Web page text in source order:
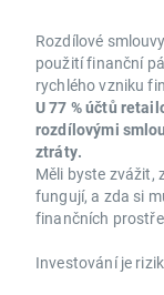
Rozdílové
použití finanční
rychlého vzniku
U 77 % účtů
rozdílovými
ztráty.
Měli byste zvážit,
fungují, a zda si
finančních
Investování je